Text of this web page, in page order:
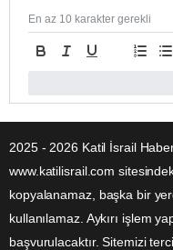
En az 10 karakter gerekli
2025 - 2026 Katil İsrail Haber
www.katilisrail.com
kopyalanamaz, başka bir
kullanılamaz. Aykırı işlem
başvurulacaktır. Sitemizi